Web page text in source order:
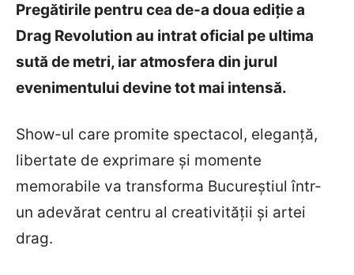
Pregătirile pentru cea de-a doua ediție a
Drag Revolution au intrat oficial pe ultima
sută de metri, iar atmosfera din jurul
evenimentului devine tot mai intensă.
Show-ul care promite spectacol, eleganță,
libertate de exprimare și momente
memorabile va transforma Bucureștiul într-
un adevărat centru al creativității și artei
drag.